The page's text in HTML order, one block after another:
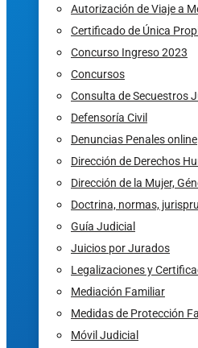
Autorización de Viaje a
Certificado de Única
Concurso Ingreso 2023
Concursos
Consulta de Secuestros
Defensoría Civil
Denuncias Penales online
Dirección de Derechos
Dirección de la Mujer,
Doctrina, normas,
Guía Judicial
Juicios por Jurados
Legalizaciones y
Mediación Familiar
Medidas de Protección
Móvil Judicial